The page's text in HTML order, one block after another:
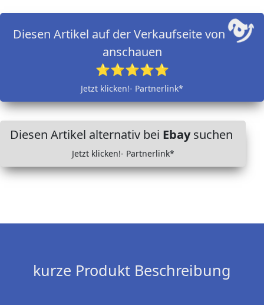
Diesen Artikel auf der Verkaufseite von
anschauen
⭐⭐⭐⭐⭐
Jetzt klicken!- Partnerlink*
Diesen Artikel alternativ bei Ebaysuchen
Jetzt klicken!- Partnerlink*
kurze Produkt Beschreibung